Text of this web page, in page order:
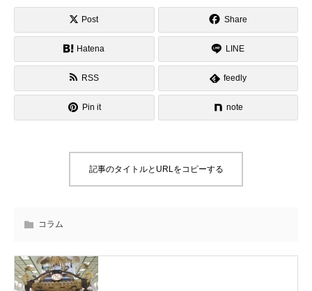
Post Share
Hatena LINE
RSS feedly
Pin it note
記事のタイトルとURLをコピーする
コラム